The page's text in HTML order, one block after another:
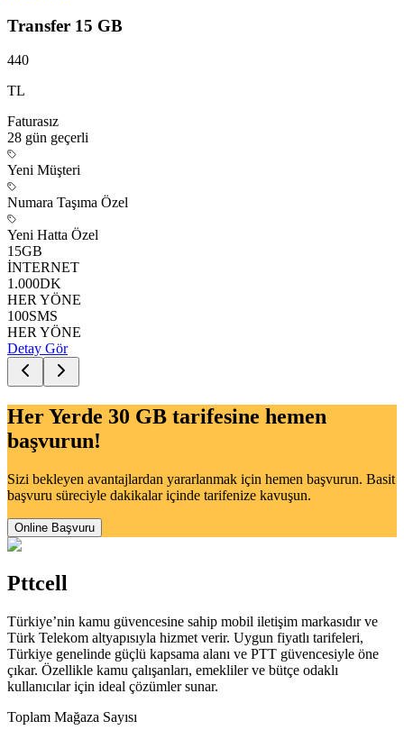
Transfer 15 GB
440
TL
Faturasız
28 gün geçerli
Yeni Müşteri
Numara Taşıma Özel
Yeni Hatta Özel
15GB
İNTERNET
1.000DK
HER YÖNE
100SMS
HER YÖNE
Detay Gör
Her Yerde 30 GB tarifesine hemen
başvurun!
Sizi bekleyen avantajlardan yararlanmak için hemen başvurun. Basit
başvuru süreciyle dakikalar içinde tarifenize kavuşun.
Online Başvuru
Pttcell
Türkiye’nin kamu güvencesine sahip mobil iletişim markasıdır ve
Türk Telekom altyapısıyla hizmet verir. Uygun fiyatlı tarifeleri,
Türkiye genelinde güçlü kapsama alanı ve PTT güvencesiyle öne
çıkar. Özellikle kamu çalışanları, emekliler ve bütçe odaklı
kullanıcılar için ideal çözümler sunar.
Toplam Mağaza Sayısı